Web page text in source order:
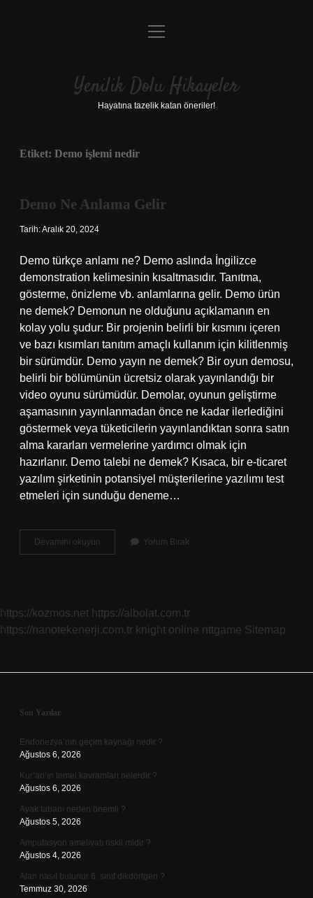
Anasayfa
Yasal Uyarı
menüyü
Yenilik Dolu Hikayeler
Hayatına tazelik katan öneriler!
Etiket: Demo işlemi nedir
Demo Ne Anlama Gelir
Tarih: Aralık 20, 2024
Demo türkçe anlamı ne? Demo aslında İngilizce
demonstration kelimesinin kısaltmasıdır. Tanıtma,
gösterme, önizleme vb. anlamlarına gelir. Demo ürün
ne demek? Demonun ne olduğunu açıklamanın en
kolay yolu şudur: Bir projenin belirli bir kısmını içeren
ve bazı kısımları tanıtım amaçlı kullanım için kilitlenmiş
bir sürümdür. Demo yayın ne demek? Bir oyun demosu,
belirli bir bölümünün ücretsiz olarak yayınlandığı bir
video oyunu sürümüdür. Demolar, oyunun geliştirme
aşamasının yayınlanmadan önce ne kadar ilerlediğini
göstermek veya tüketicilerin yayınlandıktan sonra satın
alma kararları vermelerine yardımcı olmak için
hazırlanır. Demo talebi ne demek? Kısaca, bir e-ticaret
yazılım şirketinin potansiyel müşterilerine yazılımı test
etmeleri için sunduğu deneme…
Devamını okuyun
Ne
Yorum Bırak
https://kozmos.net https://albolat.com.tr
https://nanotekenerji.com.tr knight online nttgame Sitemap
Sidebar
Son Yazılar
Endonezya’nın geçim kaynağı nedir ?
Ağustos 6, 2026
Kur’an’ın temel kavramları nelerdir ?
Ağustos 6, 2026
Ayak tabanı neden önemli ?
Ağustos 5, 2026
Amputasyon ameliyatı riskli midir ?
Ağustos 4, 2026
Alan nasıl bulunur 6. sınıf dikdörtgen ?
Temmuz 30, 2026